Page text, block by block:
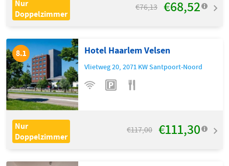
Nur
Doppelzimmer
€76,13 €68,52
8.1 Hotel Haarlem Velsen
Vlietweg 20,2071 KWSantpoort-Noord
Nur
Doppelzimmer
€117,00 €111,30